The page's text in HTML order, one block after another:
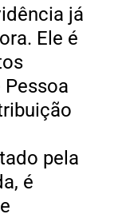
já
Ele é
pela
é